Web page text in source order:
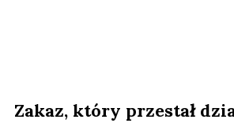
Zakaz, który przestał